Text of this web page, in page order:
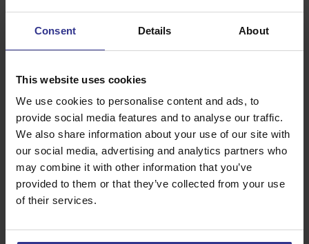
Consent Details About
This website uses cookies
We use cookies to personalise content and ads, to
provide social media features and to analyse our traffic.
We also share information about your use of our site with
our social media, advertising and analytics partners who
may combine it with other information that you’ve
provided to them or that they’ve collected from your use
of their services.
Bedrijven in de zorg, scheepvaart en technische
dienstverlening gebruiken shortlease voor flexibele
voorkomt overcapaciteit in rustige tijden en tekorten tijdens
drukke momenten.
Wat zijn de voordelen van shortlease ten
opzichte van kopen?
Shortlease biedt aanzienlijke voordelen ten opzichte van het
kopen van bedrijfsvoertuigen, vooral op het gebied van
cashflow, flexibiliteit en risicobeheer. Je hoeft geen grote
investering vooraf te doen en hebt geen afschrijvingsrisico.
Het grootste voordeel is de cashflow. In plaats van een